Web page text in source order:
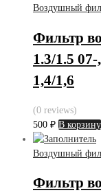
Воздушный
Фильтр
1.3/1.5
1,4/1,6
(0 reviews)
500 ₽ В корзину
Воздушный
Фильтр